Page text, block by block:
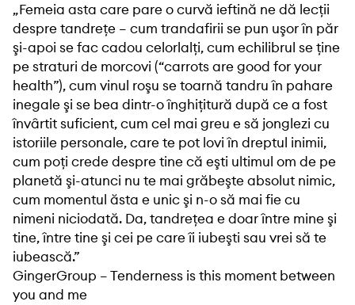
„Femeia asta care pare o curvă ieftină ne dă lecţii
despre tandreţe – cum trandafirii se pun uşor în păr
şi-apoi se fac cadou celorlalţi, cum echilibrul se ţine
pe straturi de morcovi (“carrots are good for your
health”), cum vinul roşu se toarnă tandru în pahare
inegale şi se bea dintr-o înghiţitură după ce a fost
învârtit suficient, cum cel mai greu e să jonglezi cu
istoriile personale, care te pot lovi în dreptul inimii,
cum poţi crede despre tine că eşti ultimul om de pe
planetă şi-atunci nu te mai grăbeşte absolut nimic,
cum momentul ăsta e unic şi n-o să mai fie cu
nimeni niciodată. Da, tandreţea e doar între mine şi
tine, între tine şi cei pe care îi iubeşti sau vrei să te
iubească.”
GingerGroup – Tenderness is this moment between
you and me